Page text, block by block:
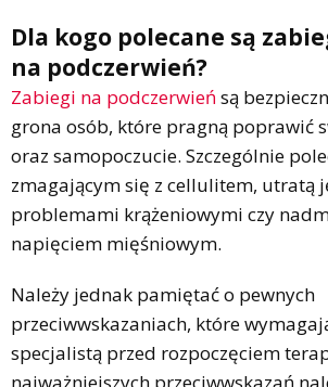
Dla kogo polecane są
na podczerwień?
Zabiegi na podczerwień są
grona osób, które pragną poprawić
oraz samopoczucie. Szczególnie
zmagającym się z cellulitem, utratą
problemami krążeniowymi czy
napięciem mięśniowym.
Należy jednak pamiętać o pewnych
przeciwwskazaniach, które
specjalistą przed rozpoczęciem